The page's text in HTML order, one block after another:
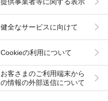
提供事業者等に関する表示
健全なサービスに向けて
Cookieの利用について
お客さまのご利用端末から
の情報の外部送信について